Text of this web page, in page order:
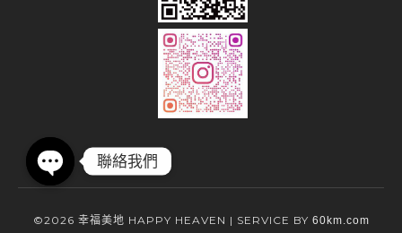
©2026 幸福美地 HAPPY HEAVEN | SERVICE BY 60km.com